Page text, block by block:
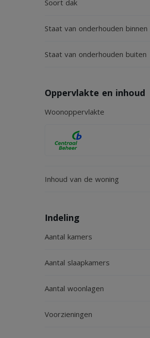
Soort dak
Staat van onderhouden binnen
Staat van onderhouden buiten
Oppervlakte en inhoud
Woonoppervlakte
Inhoud van de woning
Indeling
Aantal kamers
Aantal slaapkamers
Aantal woonlagen
Voorzieningen